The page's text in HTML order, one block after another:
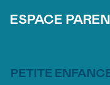
ESPACE
PETITE